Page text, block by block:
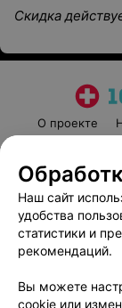
Скидка
О проекте
Наш сайт
удобства
статистики и
рекомендаций.
Вы можете
cookie или